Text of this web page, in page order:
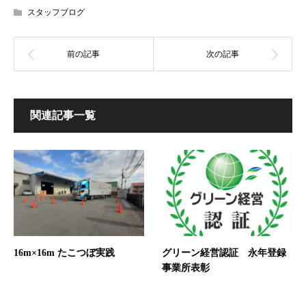
スタッフブログ
関連記事一覧
16m×16m たこつぼ実践
グリーン経営認証 永年登録
事業所表彰